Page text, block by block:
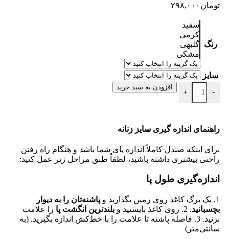
تومان ۲۹۸,۰۰۰
رنگ
سفید
کرمی
گلبهی
مشکی
سایز
-
+
افزودن به سبد خرید
راهنمای اندازه گیری سایز زنانه
برای اینکه صندل کاملاً اندازه پای شما باشد و هنگام راه رفتن
راحتی بیشتری داشته باشید، لطفاً طبق مراحل زیر عمل کنید:
اندازه‌گیری طول پا
1. یک برگ کاغذ روی زمین بگذارید و
پاشنه‌تان را به دیوار
بچسبانید. 2. روی کاغذ بایستید و بلندترین انگشت پا را علامت
بزنید. 3. فاصله پاشنه تا علامت را با خط‌کش اندازه بگیرید. (به
سانتی‌متر)